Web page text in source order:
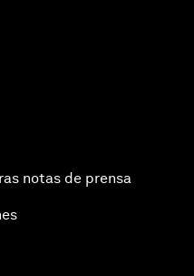
notas de prensa